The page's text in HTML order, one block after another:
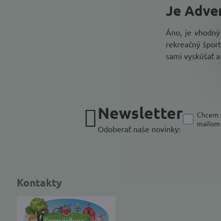
Je
Áno, je
rekreačný
sami vyskúšať
Newsletter
Odoberať naše novinky:
Chcem
mailom
Kontakty